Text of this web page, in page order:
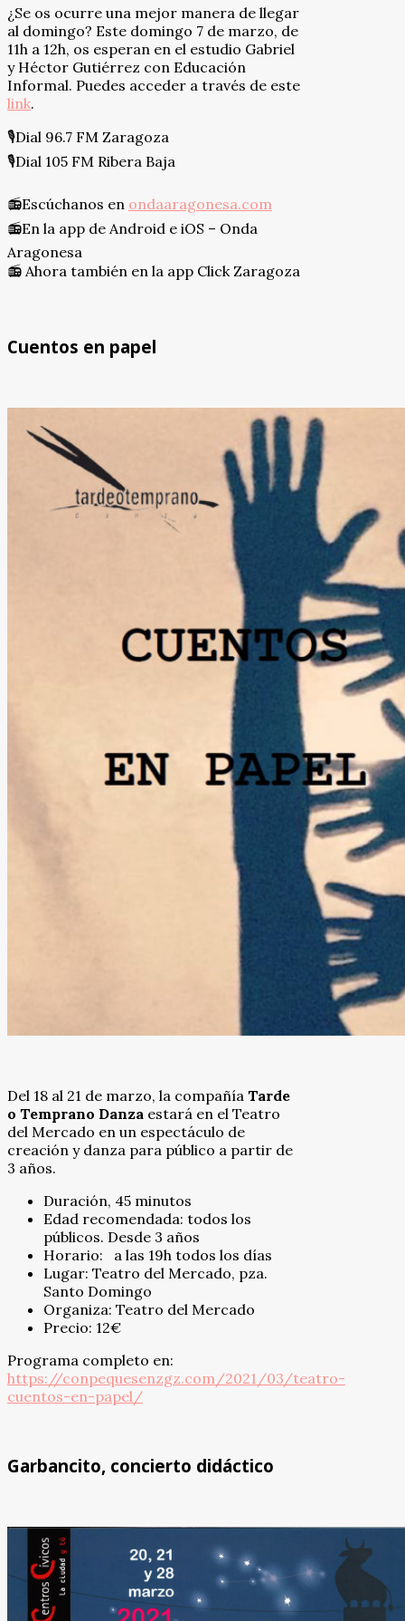
¿Se os ocurre una mejor manera de llegar
al domingo? Este domingo 7 de marzo, de
11h a 12h, os esperan en el estudio Gabriel
y Héctor Gutiérrez con Educación
Informal. Puedes acceder a través de este
link.
🎙Dial 96.7 FM Zaragoza
🎙Dial 105 FM Ribera Baja
📻Escúchanos en ondaaragonesa.com
📻En la app de Android e iOS – Onda
Aragonesa
📻 Ahora también en la app Click Zaragoza
Cuentos en papel
Del 18 al 21 de marzo, la compañía Tarde
o Temprano Danza estará en el Teatro
del Mercado en un espectáculo de
creación y danza para público a partir de
3 años.
Duración, 45 minutos
Edad recomendada: todos los
públicos. Desde 3 años
Horario: a las 19h todos los días
Lugar: Teatro del Mercado, pza.
Santo Domingo
Organiza: Teatro del Mercado
Precio: 12€
Programa completo en:
https://conpequesenzgz.com/2021/03/teatro-
cuentos-en-papel/
Garbancito, concierto didáctico